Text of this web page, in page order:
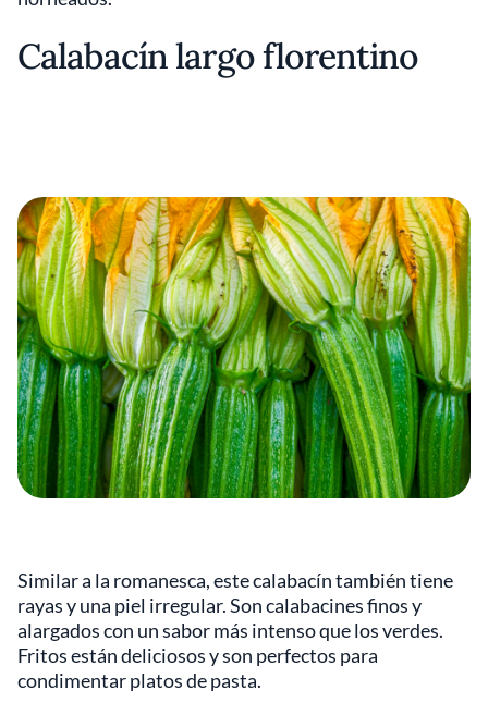
Calabacín largo florentino
Similar a la romanesca, este calabacín también tiene
rayas y una piel irregular. Son calabacines finos y
alargados con un sabor más intenso que los verdes.
Fritos están deliciosos y son perfectos para
condimentar platos de pasta.